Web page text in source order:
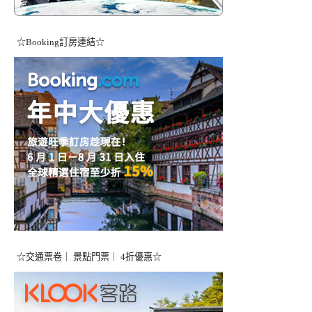
☆Booking訂房連結☆
☆交通票卷｜ 景點門票｜ 4折優惠☆